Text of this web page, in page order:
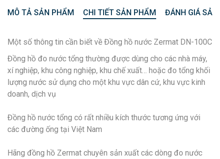
MÔ TẢ SẢN PHẨM CHI TIẾT SẢN PHẨM ĐÁNH GIÁ
Một số thông tin cần biết về Đồng hồ nước Zermat DN-100C
Đồng hồ đo nước tổng thường được dùng cho các nhà máy,
xí nghiệp, khu công nghiệp, khu chế xuất… hoặc đo tổng khối
lượng nước sử dụng cho một khu vực dân cứ, khu vực kinh
doanh, dịch vụ
Đồng hồ nước tổng có rất nhiều kích thước tương ứng với
các đường ống tại Việt Nam
Hãng đồng hồ Zermat chuyên sản xuất các dòng đo nước